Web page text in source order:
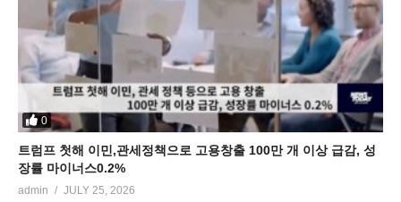
0
트럼프 첫해 이민,관세정책으로 고용창출 100만 개 이상 급감, 성
장률 마이너스0.2%
admin JULY 25, 2026